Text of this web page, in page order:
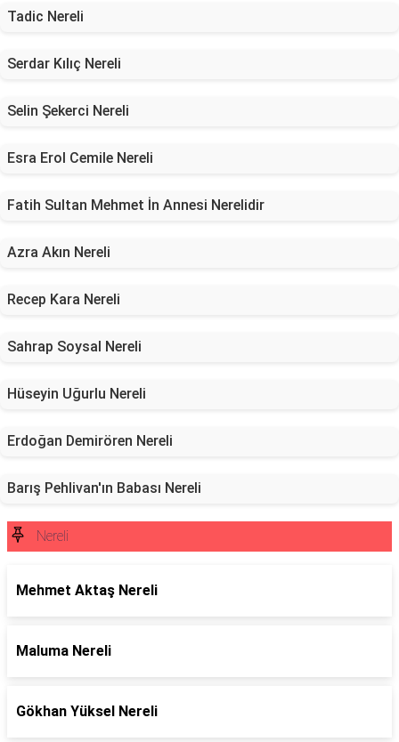
Tadic Nereli
Serdar Kılıç Nereli
Selin Şekerci Nereli
Esra Erol Cemile Nereli
Fatih Sultan Mehmet İn Annesi Nerelidir
Azra Akın Nereli
Recep Kara Nereli
Sahrap Soysal Nereli
Hüseyin Uğurlu Nereli
Erdoğan Demirören Nereli
Barış Pehlivan'ın Babası Nereli
Nereli
Mehmet Aktaş Nereli
Maluma Nereli
Gökhan Yüksel Nereli